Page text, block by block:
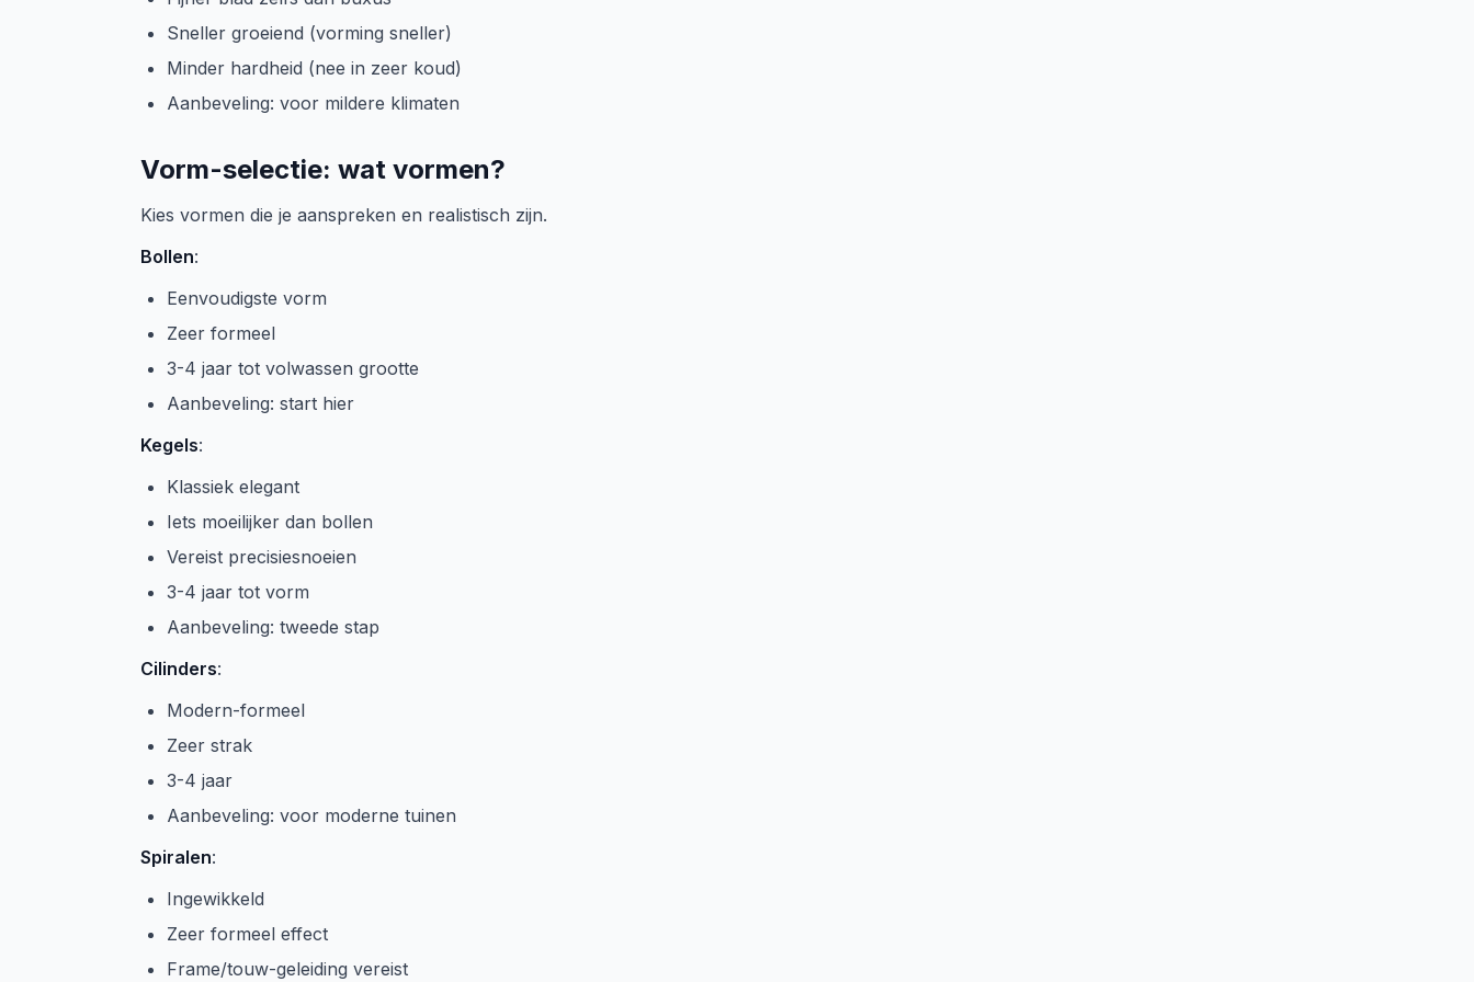
Sneller groeiend (vorming sneller)
Minder hardheid (nee in zeer koud)
Aanbeveling: voor mildere klimaten
Vorm-selectie: wat vormen?
Kies vormen die je aanspreken en realistisch zijn.
Bollen:
Eenvoudigste vorm
Zeer formeel
3-4 jaar tot volwassen grootte
Aanbeveling: start hier
Kegels:
Klassiek elegant
Iets moeilijker dan bollen
Vereist precisiesnoeien
3-4 jaar tot vorm
Aanbeveling: tweede stap
Cilinders:
Modern-formeel
Zeer strak
3-4 jaar
Aanbeveling: voor moderne tuinen
Spiralen:
Ingewikkeld
Zeer formeel effect
Frame/touw-geleiding vereist